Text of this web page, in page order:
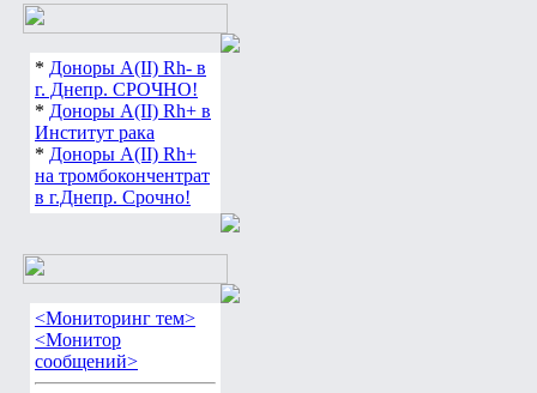
* Доноры А(ІІ) Rh- в
г. Днепр. СРОЧНО!
* Доноры А(ІІ) Rh+ в
Институт рака
* Доноры А(ІІ) Rh+
на тромбокончентрат
в г.Днепр. Срочно!
<Мониторинг тем>
<Монитор
сообщений>